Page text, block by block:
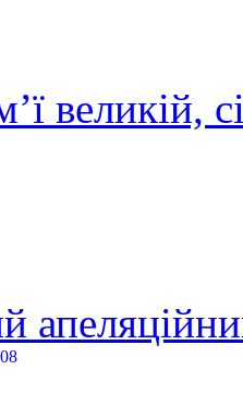
великій,